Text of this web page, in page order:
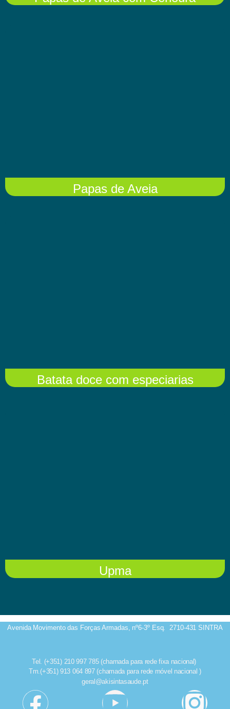
Papas de Aveia
Batata doce com especiarias
Upma
Avenida Movimento das Forças Armadas, nº6-3º Esq. 2710-431 SINTRA
Tel. (+351) 210 997 785 (chamada para rede fixa nacional)
Tm.(+351) 913 064 897 (chamada para rede móvel nacional )
geral@akisintasaude.pt